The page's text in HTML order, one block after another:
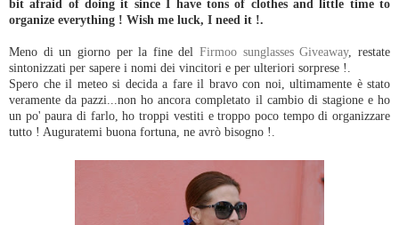
bit afraid of doing it since I have tons of clothes and little time to
organize everything ! Wish me luck, I need it !.
Meno di un giorno per la fine delFirmoo sunglasses Giveaway, restate
sintonizzati per sapere i nomi dei vincitori e per ulteriori sorprese !.
Spero che il meteo si decida a fare il bravo con noi, ultimamente è stato
veramente da pazzi...non ho ancora completato il cambio di stagione e ho
un po' paura di farlo, ho troppi vestiti e troppo poco tempo di organizzare
tutto ! Auguratemi buona fortuna, ne avrò bisogno !.